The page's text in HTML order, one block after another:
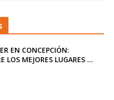
EN CONCEPCIÓN:
LOS MEJORES LUGARES ...